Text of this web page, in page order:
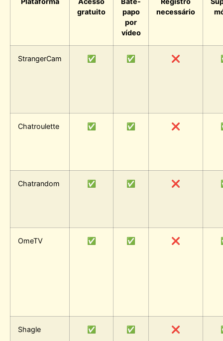
gratuito
papo
por
vídeo
necessário
StrangerCam ✅ ✅ ❌
Chatroulette ✅ ✅ ❌
Chatrandom ✅ ✅ ❌
OmeTV ✅ ✅ ❌
Shagle ✅ ✅ ❌